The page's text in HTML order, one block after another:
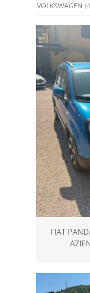
VOLKSWAGEN
FIAT